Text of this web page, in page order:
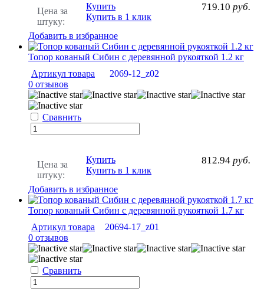
Цена за
штуку:
719.10 руб.
Купить
Купить в 1 клик
Добавить в избранное
Топор кованый Сибин с деревянной рукояткой 1.2 кг
Артикул товара
2069-12_z02
0 отзывов
Сравнить
Цена за
штуку:
812.94 руб.
Купить
Купить в 1 клик
Добавить в избранное
Топор кованый Сибин с деревянной рукояткой 1.7 кг
Артикул товара
20694-17_z01
0 отзывов
Сравнить